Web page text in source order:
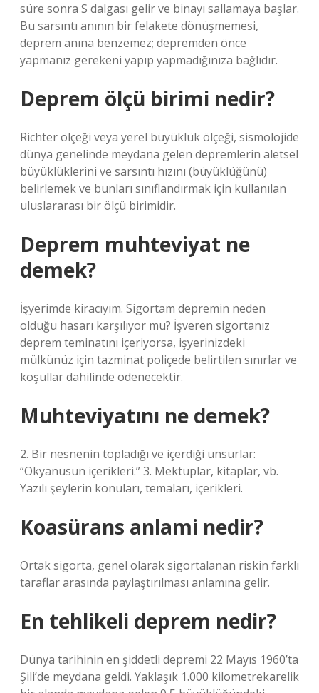
süre sonra S dalgası gelir ve binayı sallamaya başlar.
Bu sarsıntı anının bir felakete dönüşmemesi,
deprem anına benzemez; depremden önce
yapmanız gerekeni yapıp yapmadığınıza bağlıdır.
Deprem ölçü birimi nedir?
Richter ölçeği veya yerel büyüklük ölçeği, sismolojide
dünya genelinde meydana gelen depremlerin aletsel
büyüklüklerini ve sarsıntı hızını (büyüklüğünü)
belirlemek ve bunları sınıflandırmak için kullanılan
uluslararası bir ölçü birimidir.
Deprem muhteviyat ne
demek?
İşyerimde kiracıyım. Sigortam depremin neden
olduğu hasarı karşılıyor mu? İşveren sigortanız
deprem teminatını içeriyorsa, işyerinizdeki
mülkünüz için tazminat poliçede belirtilen sınırlar ve
koşullar dahilinde ödenecektir.
Muhteviyatını ne demek?
2. Bir nesnenin topladığı ve içerdiği unsurlar:
“Okyanusun içerikleri.” 3. Mektuplar, kitaplar, vb.
Yazılı şeylerin konuları, temaları, içerikleri.
Koasürans anlami nedir?
Ortak sigorta, genel olarak sigortalanan riskin farklı
taraflar arasında paylaştırılması anlamına gelir.
En tehlikeli deprem nedir?
Dünya tarihinin en şiddetli depremi 22 Mayıs 1960’ta
Şili’de meydana geldi. Yaklaşık 1.000 kilometrekarelik